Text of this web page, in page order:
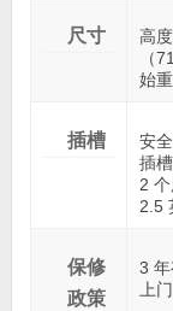
尺寸
高
（
始
插槽
安
插
2
2.5
保修
政策
3
上